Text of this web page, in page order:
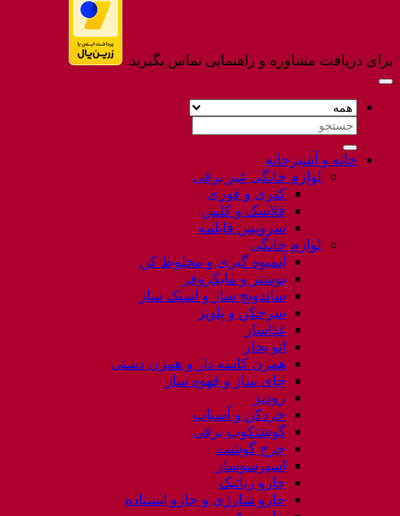
برای دریافت مشاوره و راهنمایی تماس بگیرید.
جستجو
خانه و آشپزخانه
لوازم خانگی غیر برقی
کتری و قوری
فلاسک و کلمن
سرویس قابلمه
لوازم خانگی
آبمیوه گیری و مخلوط کن
توستر و مایکروفر
ساندویچ ساز و اسنک ساز
سرخکن و پلوپز
غذاساز
اتو بخار
همزن کاسه دار و همزن دستی
چای ساز و قهوه ساز
زودپز
خردکن و آسیاب
گوشتکوب برقی
چرخ گوشت
اسپرسوساز
جارو رباتیک
جارو شارژی و جارو ایستاده